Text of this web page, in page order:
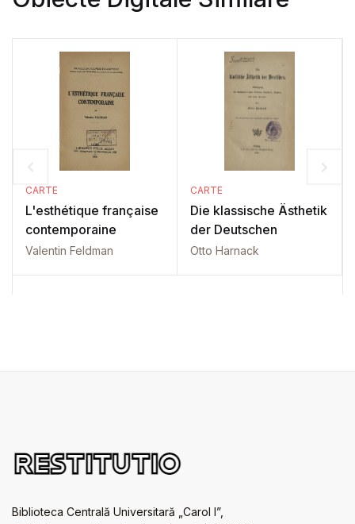
CARTE
L'esthétique française
contemporaine
Valentin Feldman
CARTE
Die klassische Ästhetik
der Deutschen
Otto Harnack
Biblioteca Centrală Universitară „Carol I”,